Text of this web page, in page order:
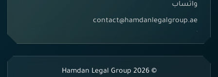
واتساب
contact@hamdanlegalgroup.ae
© 2026 Hamdan Legal Group